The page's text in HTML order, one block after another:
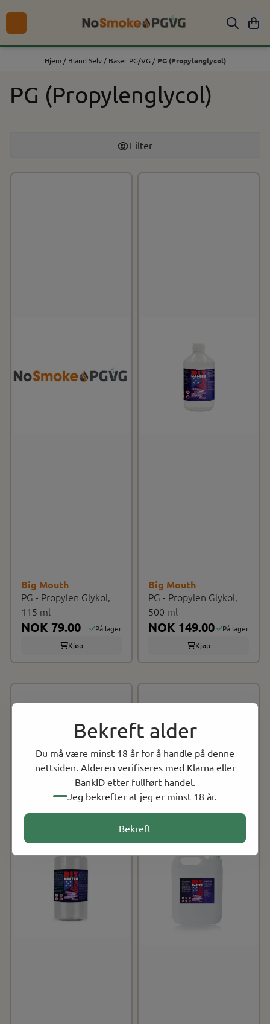
Bekreft alder
Du må være minst 18 år for å handle på denne
nettsiden. Alderen verifiseres med Klarna eller
BankID etter fullført handel.
Jeg bekrefter at jeg er minst 18 år.
Bekreft
Hopp til innhold
Hjem / Bland Selv / Baser PG/VG / PG (Propylenglycol)
PG (Propylenglycol)
Filter
Big Mouth
PG - Propylen Glykol,
115 ml
NOK 79.00
På lager
Kjøp
Big Mouth
PG - Propylen Glykol,
500 ml
NOK 149.00
På lager
Kjøp